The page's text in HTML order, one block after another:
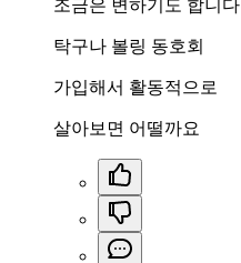
조금은 변하기도 합니다
탁구나 볼링 동호회
가입해서 활동적으로
살아보면 어떨까요